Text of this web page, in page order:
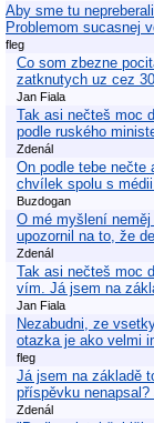
Aby sme tu
Problemom sucasnej
fleg
Co som zbezne
zatknutych uz cez
Jan Fiala
Tak asi nečteš moc
podle ruského
Zdenál
On podle tebe
chvílek spolu s
Buzdogan
O mé myšlení
upozornil na to, že
Zdenál
Tak asi nečteš moc
vím. Já jsem na
Jan Fiala
Nezabudni, ze
otazka je ako velmi
fleg
Já jsem na základě
příspěvku nenapsal?
Zdenál